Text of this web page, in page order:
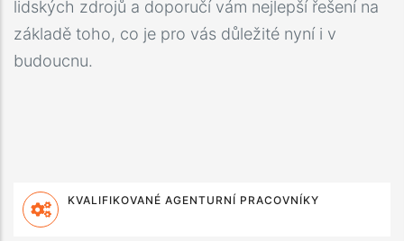
lidských zdrojů a doporučí vám nejlepší řešení na
základě toho, co je pro vás důležité nyní i v
budoucnu.
KVALIFIKOVANÉ AGENTURNÍ PRACOVNÍKY